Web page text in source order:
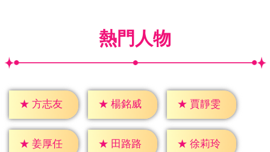
熱門人物
★ 方志友 ★ 楊銘威 ★ 賈靜雯
★ 姜厚任 ★ 田路路 ★ 徐莉玲